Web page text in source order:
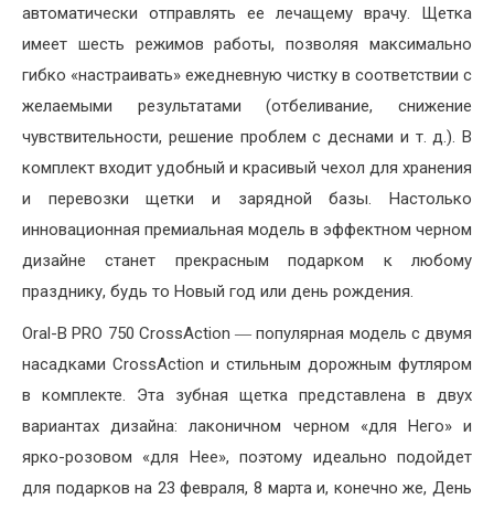
автоматически отправлять ее лечащему врачу. Щетка
имеет шесть режимов работы, позволяя максимально
гибко «настраивать» ежедневную чистку в соответствии с
желаемыми результатами (отбеливание, снижение
чувствительности, решение проблем с деснами и т. д.). В
комплект входит удобный и красивый чехол для хранения
и перевозки щетки и зарядной базы. Настолько
инновационная премиальная модель в эффектном черном
дизайне станет прекрасным подарком к любому
празднику, будь то Новый год или день рождения.
Oral-B PRO 750 CrossAction ― популярная модель с двумя
насадками CrossAction и стильным дорожным футляром
в комплекте. Эта зубная щетка представлена в двух
вариантах дизайна: лаконичном черном «для Него» и
ярко-розовом «для Нее», поэтому идеально подойдет
для подарков на 23 февраля, 8 марта и, конечно же, День